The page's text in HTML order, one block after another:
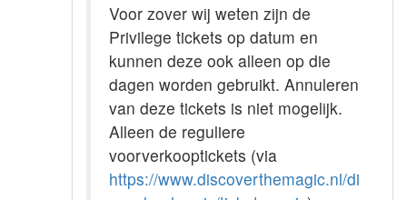
Voor zover wij weten zijn de
Privilege tickets op datum en
kunnen deze ook alleen op die
dagen worden gebruikt. Annuleren
van deze tickets is niet mogelijk.
Alleen de reguliere
voorverkooptickets (via
https://www.discoverthemagic.nl/di